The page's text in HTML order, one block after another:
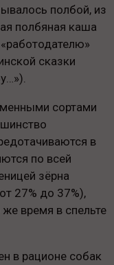
полбой, из
полбяная каша
сказки
сортами
в
по всей
зёрна
27% до 37%),
время в спельте
в рационе собак